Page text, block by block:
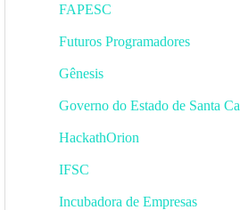
FAPESC
Futuros Programadores
Gênesis
Governo do Estado de Santa
HackathOrion
IFSC
Incubadora de Empresas